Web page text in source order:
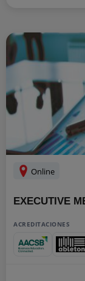
Online
EXECUTIVE
ACREDITACIONES